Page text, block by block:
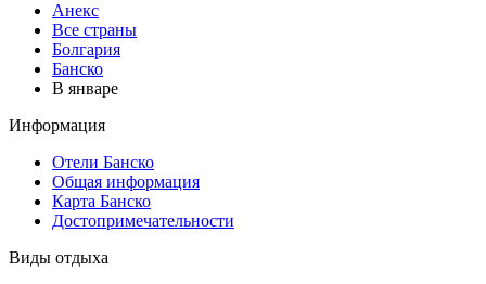
Анекс
Все страны
Болгария
Банско
В январе
Информация
Отели Банско
Общая информация
Карта Банско
Достопримечательности
Виды отдыха